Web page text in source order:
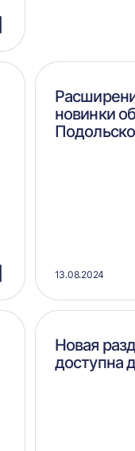
новинки
13.08.2024
Новая
доступна